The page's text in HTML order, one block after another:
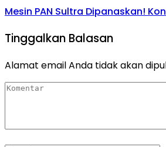
Mesin PAN Sultra Dipanaskan!
Tinggalkan Balasan
Alamat email Anda tidak akan